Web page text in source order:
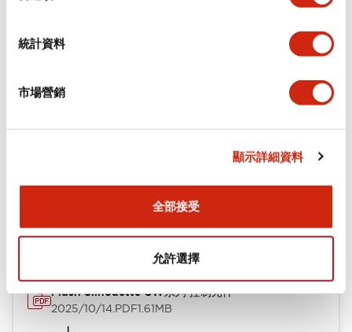
統計資料
市場營銷
顯示詳細資料
全部接受
允許選擇
機械規格
型錄和宣傳手冊 CAD檔 認證與標準 技術文件
Flush Silhouette CW系列 控制元件
2025/10/14.PDF1.61MB